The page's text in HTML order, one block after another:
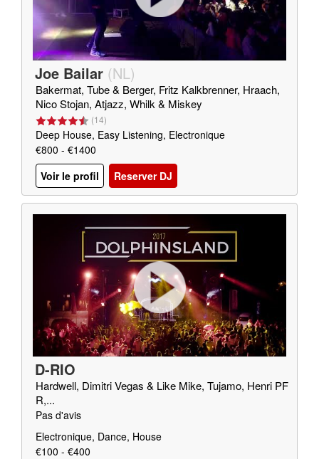
Joe Bailar (NL)
Bakermat, Tube & Berger, Fritz Kalkbrenner, Hraach,
Nico Stojan, Atjazz, Whilk & Miskey
(14)
Deep House, Easy Listening, Electronique
€800 - €1400
Voir le profil
Reserver DJ
D-RIO
Hardwell, Dimitri Vegas & Like Mike, Tujamo, Henri PF
R,...
Pas d'avis
Electronique, Dance, House
€100 - €400